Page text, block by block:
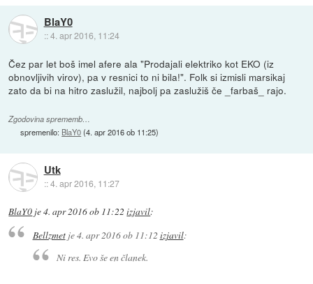
BlaY0
::4. apr 2016, 11:24
Čez par let boš imel afere ala "Prodajali elektriko kot EKO (iz
obnovljivih virov), pa v resnici to ni bila!". Folk si izmisli marsikaj
zato da bi na hitro zaslužil, najbolj pa zaslužiš če _farbaš_ rajo.
Zgodovina sprememb…
spremenilo: BlaY0(4. apr 2016 ob 11:25)
Utk
::4. apr 2016, 11:27
BlaY0 je4. apr 2016 ob 11:22 izjavil:
Bellzmetje4. apr 2016 ob 11:12 izjavil:
Ni res. Evo še en članek.